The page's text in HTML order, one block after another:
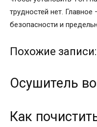
трудностей нет.
безопасности и
Похожие записи:
Осушитель
Как